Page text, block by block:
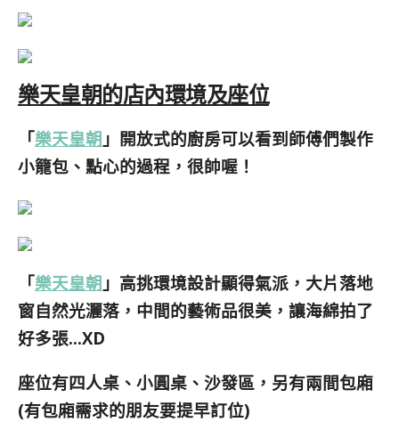
樂天皇朝的店內環境及座位
「樂天皇朝 」開放式的廚房可以看到師傅們製作
小籠包、點心的過程，很帥喔！
「樂天皇朝 」高挑環境設計顯得氣派，大片落地
窗自然光灑落，中間的藝術品很美，讓海綿拍了
好多張…XD
座位有四人桌、小圓桌、沙發區，另有兩間包廂
(有包廂需求的朋友要提早訂位)